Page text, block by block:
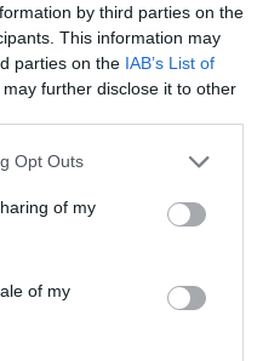
by third parties on the
This information may
parties on the IAB’s List of
may further disclose it to other
Opt Outs
of my
of my
ameriškega
v Južni Koreji.
služil kot obramba
izstrelki iz
tudi Kitajska,
bom novo nacijo.
ponosno Korejo. In